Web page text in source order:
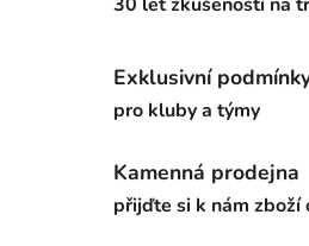
Exklusivní
pro kluby a týmy
Kamenná prodejna
přijďte si k nám zboží